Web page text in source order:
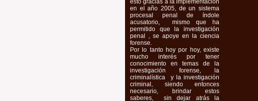
esto gracias a la implementación
en el año 2005, de un sistema
procesal penal de índole
acusatorio, mismo que ha
permitido que la investigación
penal , se apoye en la ciencia
forense.
Por lo tanto hoy por hoy, existe
mucho interés por tener
conocimiento en temas de la
investigación forense, la
criminalística y la investigación
criminal, siendo entonces
necesario, brindar estos
saberes, sin dejar atrás la